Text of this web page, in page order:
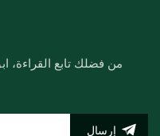
من فضلك تابع
إرسال